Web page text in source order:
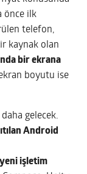
önce ilk
telefon,
kaynak olan
bir ekrana
boyutu ise
gelecek.
Android
işletim